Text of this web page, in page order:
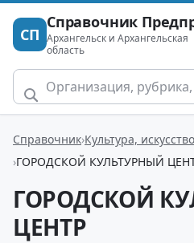
СП
Справочник
Архангельск и Архангельская
область
Справочник Культура, искусство
ГОРОДСКОЙ КУЛЬТУРНЫЙ
ГОРОДСКОЙ
ЦЕНТР